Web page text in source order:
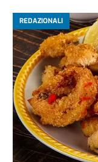
REDAZIONALI